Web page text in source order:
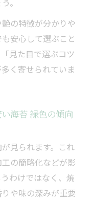
。
の特徴が分かりや
安心して選ぶこと
見た目で選ぶコツ
く寄せられていま
海苔 緑色の傾向
見られます。これ
の簡略化などが影
わけではなく、焼
や味の深みが重要